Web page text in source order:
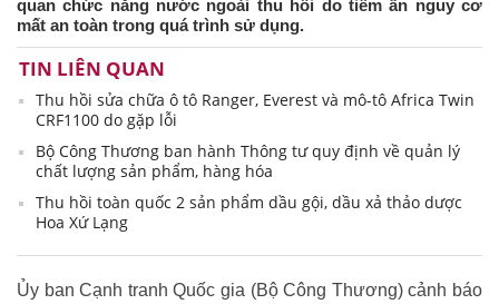
quan chức năng nước ngoài thu hồi do tiềm ẩn nguy cơ
mất an toàn trong quá trình sử dụng.
TIN LIÊN QUAN
Thu hồi sửa chữa ô tô Ranger, Everest và mô-tô Africa Twin
CRF1100 do gặp lỗi
Bộ Công Thương ban hành Thông tư quy định về quản lý
chất lượng sản phẩm, hàng hóa
Thu hồi toàn quốc 2 sản phẩm dầu gội, dầu xả thảo dược
Hoa Xứ Lạng
Ủy ban Cạnh tranh Quốc gia (Bộ Công Thương) cảnh báo